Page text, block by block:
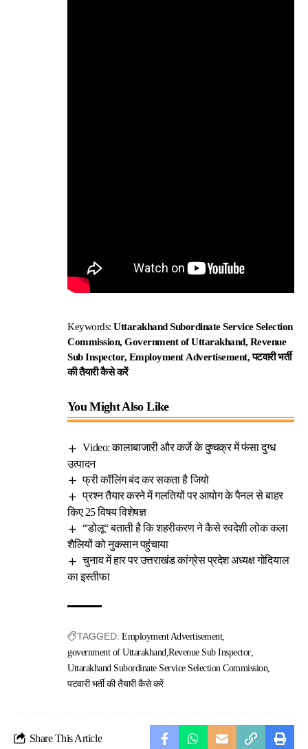
Keywords:Uttarakhand Subordinate Service Selection
Commission, Government of Uttarakhand, Revenue
Sub Inspector, Employment Advertisement, पटवारी भर्ती
की तैयारी कैसे करें
You Might Also Like
Video: कालाबाजारी और कर्जे के दुष्चक्र में फंसा दुग्ध
उत्पादन
फ्री कॉलिंग बंद कर सकता है जियो
प्रश्न तैयार करने में गलतियों पर आयोग के पैनल से बाहर
किए 25 विषय विशेषज्ञ
“डोलू“ बताती है कि शहरीकरण ने कैसे स्वदेशी लोक कला
शैलियों को नुकसान पहुंचाया
चुनाव में हार पर उत्तराखंड कांग्रेस प्रदेश अध्यक्ष गोदियाल
का इस्तीफा
TAGGED: Employment Advertisement
government of Uttarakhand Revenue Sub Inspector
Uttarakhand Subordinate Service Selection Commission
पटवारी भर्ती की तैयारी कैसे करें
Share This Article